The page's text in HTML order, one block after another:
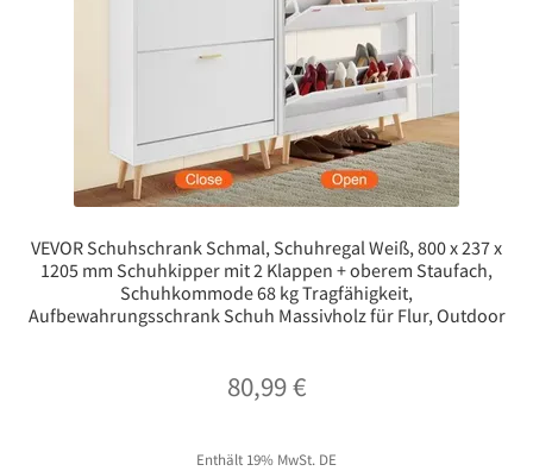
VEVOR Schuhschrank Schmal, Schuhregal Weiß, 800 x 237 x
1205 mm Schuhkipper mit 2 Klappen + oberem Staufach,
Schuhkommode 68 kg Tragfähigkeit,
Aufbewahrungsschrank Schuh Massivholz für Flur, Outdoor
80,99€
Enthält 19% MwSt. DE